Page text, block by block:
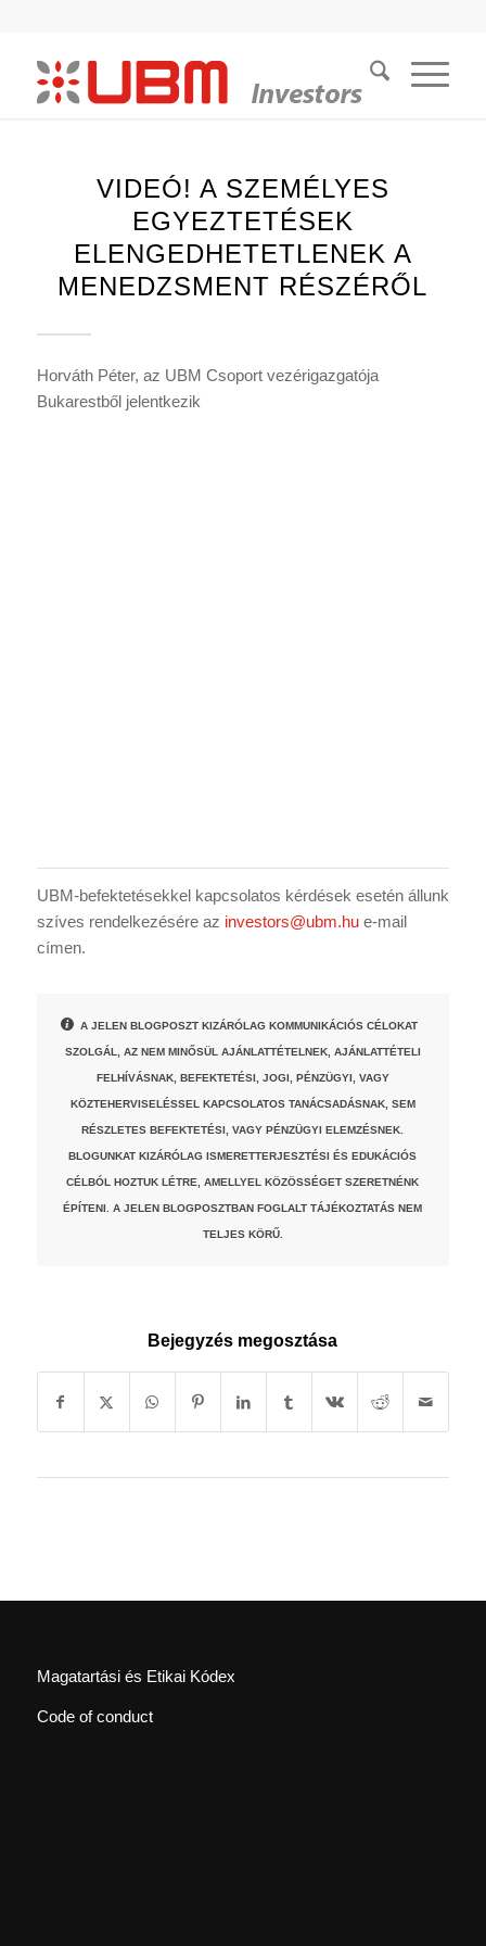
VIDEÓ! A SZEMÉLYES
EGYEZTETÉSEK
ELENGEDHETETLENEK A
MENEDZSMENT RÉSZÉRŐL
Horváth Péter, az UBM Csoport vezérigazgatója
Bukarestből jelentkezik
UBM-befektetésekkel kapcsolatos kérdések esetén állunk
szíves rendelkezésére az investors@ubm.hue-mail
címen.
A JELEN BLOGPOSZT KIZÁRÓLAG KOMMUNIKÁCIÓS CÉLOKAT
SZOLGÁL, AZ NEM MINŐSÜL AJÁNLATTÉTELNEK, AJÁNLATTÉTELI
FELHÍVÁSNAK, BEFEKTETÉSI, JOGI, PÉNZÜGYI, VAGY
KÖZTEHERVISELÉSSEL KAPCSOLATOS TANÁCSADÁSNAK, SEM
RÉSZLETES BEFEKTETÉSI, VAGY PÉNZÜGYI ELEMZÉSNEK.
BLOGUNKAT KIZÁRÓLAG ISMERETTERJESZTÉSI ÉS EDUKÁCIÓS
CÉLBÓL HOZTUK LÉTRE, AMELLYEL KÖZÖSSÉGET SZERETNÉNK
ÉPÍTENI. A JELEN BLOGPOSZTBAN FOGLALT TÁJÉKOZTATÁS NEM
TELJES KÖRŰ.
Bejegyzés megosztása
Magatartási és Etikai Kódex
Code of conduct